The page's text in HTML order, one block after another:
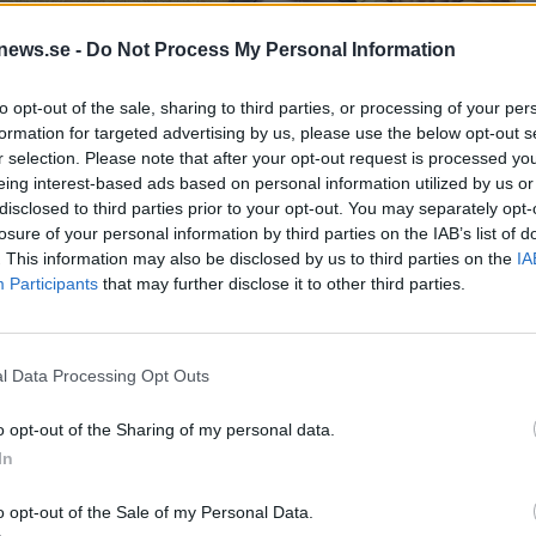
- Do Not Process My Personal Information
opt-out of the sale, sharing to third parties, or processing of your
for targeted advertising by us, please use the below opt-out
selection. Please note that after your opt-out request is processed
interest-based ads based on personal information utilized by us
to third parties prior to your opt-out. You may separately
of your personal information by third parties on the IAB’s list of
This information may also be disclosed by us to third parties on the
Participants that may further disclose it to other third parties.
Data Processing Opt Outs
opt-out of the Sharing of my personal data.
opt-out of the Sale of my Personal Data.
så kallade craft beer-bryggerierna inte lyckats ta en
på drygt tolv procent precis som i fjol. Detta trots att
bryggerier köpts upp av större företag och då inte
verklighet där det fortfarande finns möjligheter, men
Associations chefsekonom Bart Watson till
beer? Ja det är inte alltid helt lätt att definiera, men
mycket om legaliseringen av marijuana har
är tveksam.